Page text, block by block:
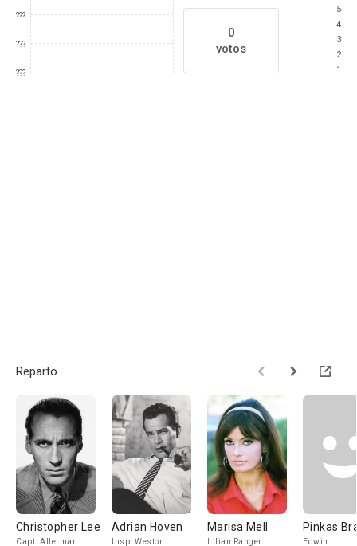
???
???
???
0
votos
5
4
3
2
1
Reparto
Christopher Lee
Capt. Allerman
Adrian Hoven
Insp. Weston
Marisa Mell
Lilian Ranger
Pinkas
Edwin